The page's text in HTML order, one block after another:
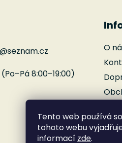
Tento web používá
tohoto webu
informací zde.
@seznam.cz
8:00–19:00)
O